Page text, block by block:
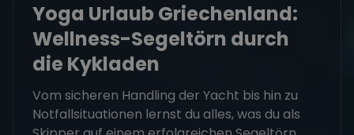
Yoga Urlaub Griechenland:
Wellness-Segeltörn durch
die Kykladen
Vom sicheren Handling der Yacht bis hin zu
Notfallsituationen lernst du alles, was du als